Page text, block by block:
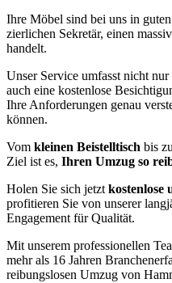
Ihre Möbel sind bei uns in
zierlichen Sekretär, einen
handelt.
Unser Service umfasst nicht
auch eine kostenlose
Ihre Anforderungen genau
können.
Vom kleinen Beistelltisch bis
Ziel ist es, Ihren Umzug so
Holen Sie sich jetzt kostenlose
profitieren Sie von unserer
Engagement für Qualität.
Mit unserem professionellen
mehr als 16 Jahren
reibungslosen Umzug von